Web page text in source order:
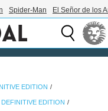
Spider-Man El Señor de los
EDITION
EDITION